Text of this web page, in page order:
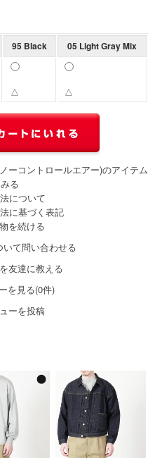
について
に基づく表記
を続ける
いて問い合わせる
友達に教える
を見る(0件)
ーを投稿
95 Black 05 Light Gray Mix
△ △
ーコントロールエアー)のアイテム
る